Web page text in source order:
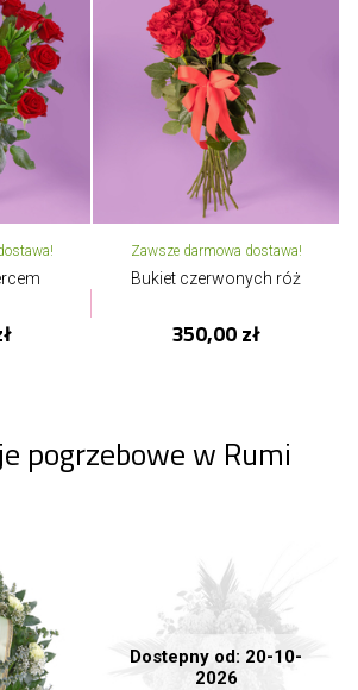
Zawsze darmowa dostawa!
Bukiet czerwonych róż
350,00 zł
pogrzebowe w Rumi
Dostepny od: 20-10-
2026